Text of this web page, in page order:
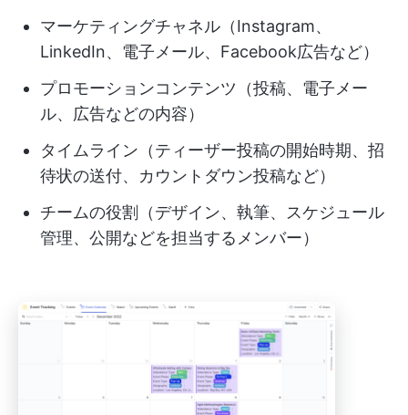
マーケティングチャネル（Instagram、
LinkedIn、電子メール、Facebook広告など）
プロモーションコンテンツ（投稿、電子メー
ル、広告などの内容）
タイムライン（ティーザー投稿の開始時期、招
待状の送付、カウントダウン投稿など）
チームの役割（デザイン、執筆、スケジュール
管理、公開などを担当するメンバー）